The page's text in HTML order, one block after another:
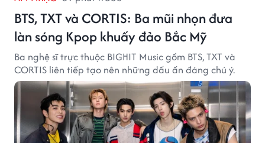
BTS, TXT và CORTIS: Ba mũi nhọn đưa
làn sóng Kpop khuấy đảo Bắc Mỹ
Ba nghệ sĩ trực thuộc BIGHIT Music gồm BTS, TXT và
CORTIS liên tiếp tạo nên những dấu ấn đáng chú ý.